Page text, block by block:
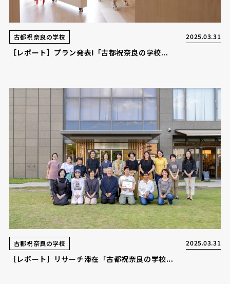
古都祝奈良の学校 2025.03.31
［レポート］プラン発表Ⅰ「古都祝奈良の学校...
古都祝奈良の学校 2025.03.31
［レポート］リサーチ滞在「古都祝奈良の学校...